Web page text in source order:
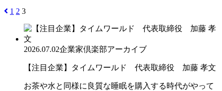
1 2 3
2026.07.02企業家倶楽部アーカイブ
【注目企業】タイムワールド 代表取締役 加藤 孝文
お茶や水と同様に良質な睡眠を購入する時代がやって